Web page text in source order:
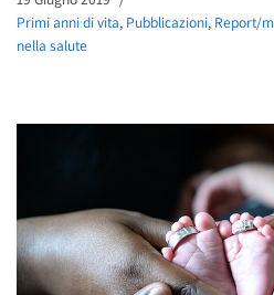
Primi anni di vita, Pubblicazioni, Report/
nella salute